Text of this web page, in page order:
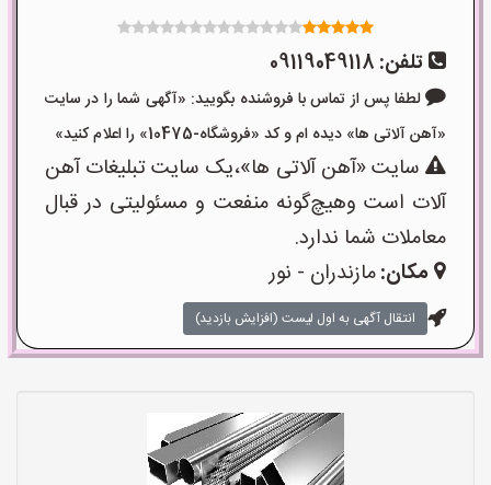
تلفن: 09119049118
لطفا پس از تماس با فروشنده بگویید: «آگهی شما را در سایت
«آهن آلاتی ها» دیده ام و کد «فروشگاه-10475» را اعلام کنید»
سایت «آهن آلاتی ها»،یک سایت تبلیغات آهن
آلات است وهیچ‌گونه منفعت و مسئولیتی در قبال
معاملات شما ندارد.
مکان:مازندران - نور
انتقال آگهی به اول لیست (افزایش بازدید)